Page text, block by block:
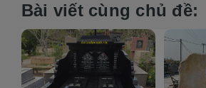
Bài viết cùng chủ đề: